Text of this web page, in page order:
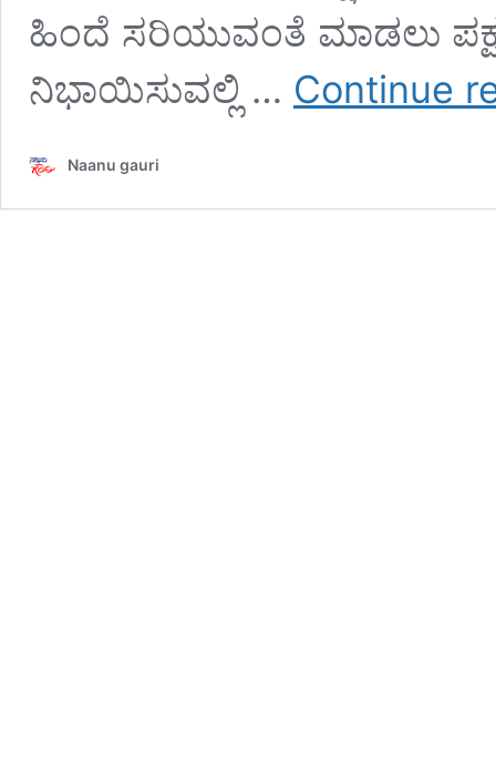
ಹಿಂದೆ ಸರಿಯುವಂತೆ ಮಾಡಲು ಪಕ್ಷ
ನಿಭಾಯಿಸುವಲ್ಲಿ … Continue
Naanu gauri